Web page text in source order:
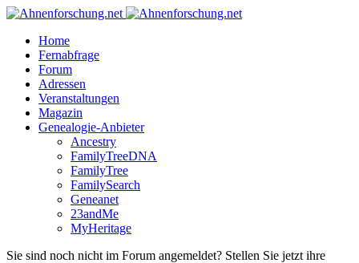
Home
Fernabfrage
Forum
Adressen
Veranstaltungen
Magazin
Genealogie-Anbieter
Ancestry
FamilyTreeDNA
FamilyTree
FamilySearch
Geneanet
23andMe
MyHeritage
Sie sind noch nicht im Forum angemeldet? Stellen Sie jetzt ihre